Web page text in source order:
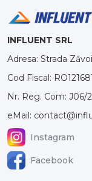
INFLUENT SRL
Adresa: Strada
Cod Fiscal:
Nr. Reg. Com: J06/
eMail:
Instagram
Facebook